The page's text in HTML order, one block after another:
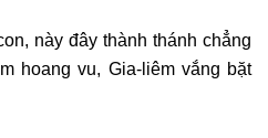
này đây thành thánh chẳng
hoang vu, Gia-liêm vắng bặt